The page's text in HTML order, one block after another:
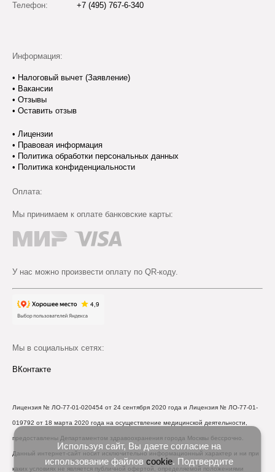
Телефон:
+7 (495) 767-6-340
Информация:
• Налоговый вычет (Заявление)
• Вакансии
• Отзывы
• Оставить отзыв
• Лицензии
• Правовая информация
• Политика обработки персональных данных
• Политика конфиденциальности
Оплата:
Мы принимаем к оплате банковские карты:
У нас можно произвести оплату по QR-коду.
Мы в социальных сетях:
ВКонтакте
Лицензия № ЛО-77-01-020454 от 24 сентября 2020 года и Лицензия № ЛО-77-01-
019792 от 18 марта 2020 года на осуществление медицинской деятельности,
предоставлены Департаментом здравоохранения города Москвы бессрочно.
Данный интернет-сайт носит исключительно информационный характер и ни при
каких условиях не является публичной офертой, определяемой положениями
Используя сайт, Вы даете согласие на
использование файлов cookie. Подтвердите